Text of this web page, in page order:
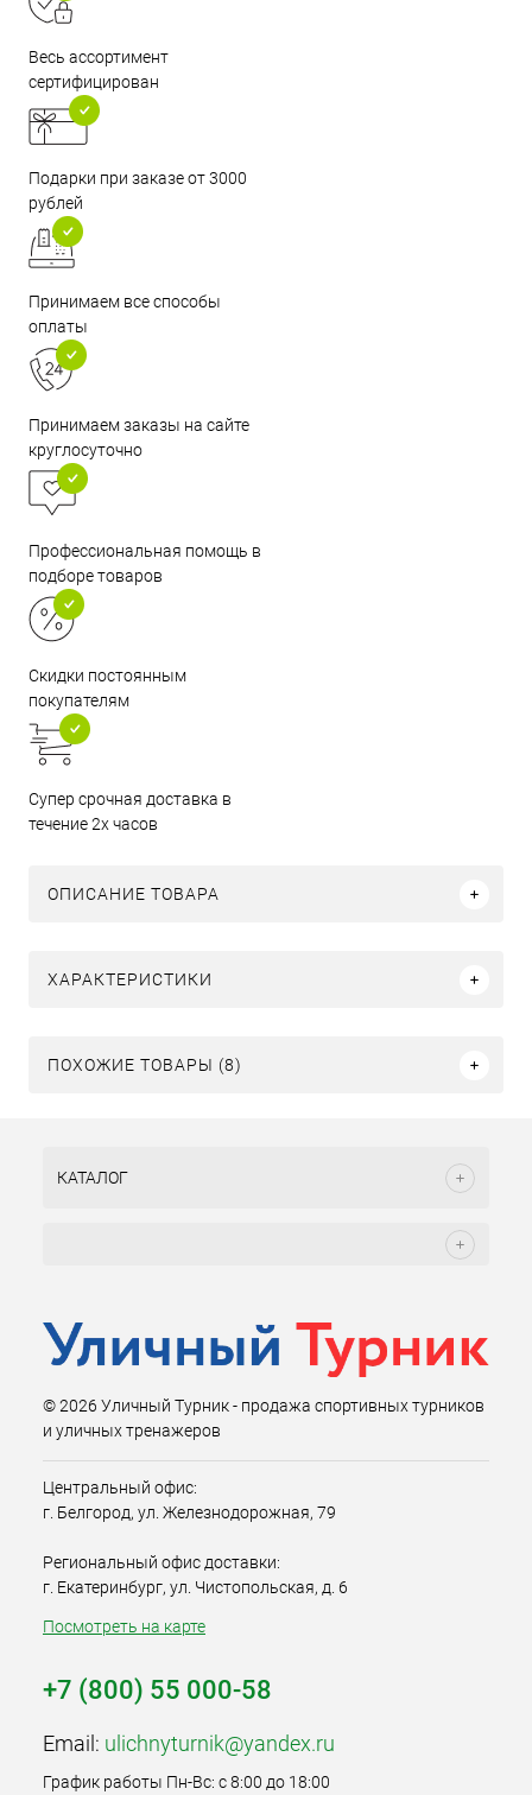
Весь ассортимент
сертифицирован
Подарки при заказе от 3000
рублей
Принимаем все способы
оплаты
Принимаем заказы на сайте
круглосуточно
Профессиональная помощь в
подборе товаров
Скидки постоянным
покупателям
Супер срочная доставка в
течение 2х часов
ОПИСАНИЕ ТОВАРА
ХАРАКТЕРИСТИКИ
ПОХОЖИЕ ТОВАРЫ (8)
КАТАЛОГ
© 2026 Уличный Турник - продажа спортивных турников
и уличных тренажеров
Центральный офис:
г. Белгород, ул. Железнодорожная, 79
Региональный офис доставки:
г. Екатеринбург, ул. Чистопольская, д. 6
Посмотреть на карте
+7 (800) 55 000-58
Email: ulichnyturnik@yandex.ru
График работы Пн-Вс: с 8:00 до 18:00